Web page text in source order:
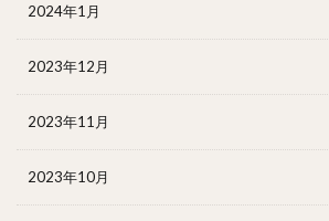
2024年1月
2023年12月
2023年11月
2023年10月